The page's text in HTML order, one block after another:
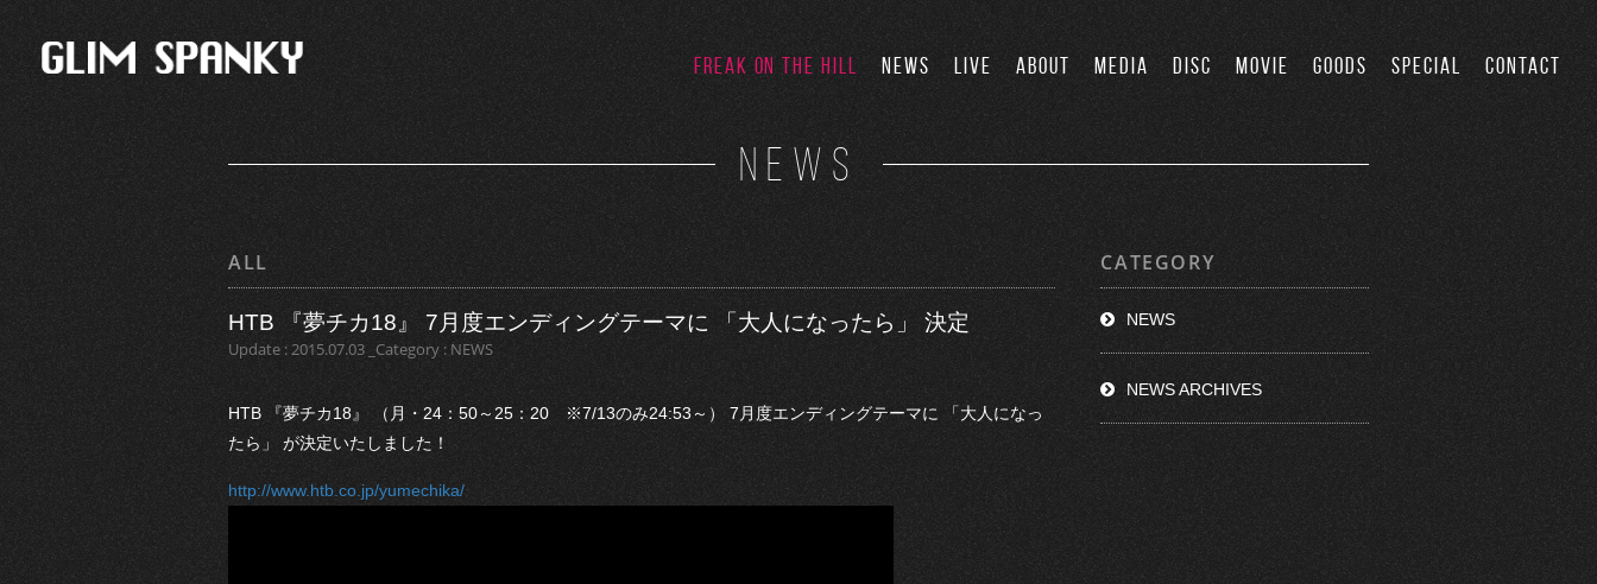
FREAK ON THE HILL NEWS LIVE ABOUT MEDIA DISC MOVIE GOODS SPECIAL CONTACT
NEWS
ALL
HTB 『夢チカ18』 7月度エンディングテーマに 「大人になったら」 決定
Update : 2015.07.03 _Category : NEWS
HTB 『夢チカ18』 （月・24：50～25：20 ※7/13のみ24:53～） 7月度エンディングテーマに 「大人になっ
たら」 が決定いたしました！
http://www.htb.co.jp/yumechika/
CATEGORY
NEWS
NEWS ARCHIVES